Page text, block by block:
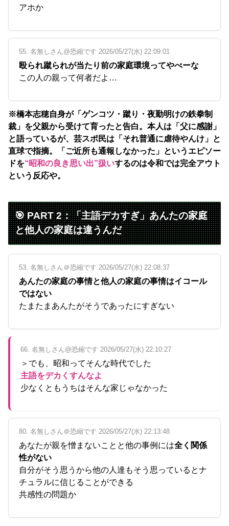
アホか
55. 名無しさん@恐縮です 2026/05/27(水) 22:09:01
殴られ蹴られが当たり前の家庭環境ってやべーな
この人の親って何者だよ…
※橋本志穂自身が「ゲンコツ・蹴り・夜勤明けの鉄拳制
裁」を父親から受けて育ったと告白。本人は「父に感謝」
と語っているが、芸スポ民は「それ普通に虐待やんけ」と
直球で指摘。「ご近所も通報しなかった」というエピソー
ドを“昭和の良き思い出”扱いするのは令和では完全アウト
という反応や。
🎯 PART 2：「主語デカすぎ」あんたの家庭
と他人の家庭は違うんだ
53. 名無しさん＠恐縮です 2026/05/27(水) 22:08:37
あんたの家庭の事情と他人の家庭の事情はイコール
ではない
たまたまあんたがそうであったにすぎない
66. 名無しさん@恐縮です 2026/05/27(水) 22:10:27
＞でも、昭和ってそんな時代でした
主語をデカくすんなよ
少なくともうちはそんな家じゃなかった
80. 名無しさん＠恐縮です 2026/05/27(水) 22:13:48
あなたが親を憎まないことと他の事例には全く関係
性がない
自分がそう思うから他の人達もそう思っているとナ
チュラルに信じることができる
共感性の問題か